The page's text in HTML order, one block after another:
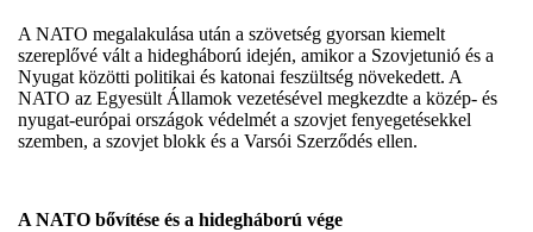
A NATO megalakulása után a szövetség gyorsan kiemelt
szereplővé vált a hidegháború idején, amikor a Szovjetunió és a
Nyugat közötti politikai és katonai feszültség növekedett. A
NATO az Egyesült Államok vezetésével megkezdte a közép- és
nyugat-európai országok védelmét a szovjet fenyegetésekkel
szemben, a szovjet blokk és a Varsói Szerződés ellen.
A NATO bővítése és a hidegháború vége